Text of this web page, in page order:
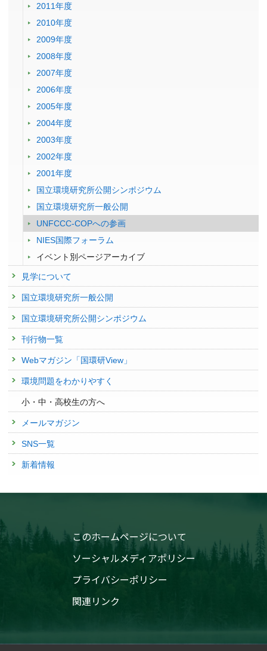
2011年度
2010年度
2009年度
2008年度
2007年度
2006年度
2005年度
2004年度
2003年度
2002年度
2001年度
国立環境研究所公開シンポジウム
国立環境研究所一般公開
UNFCCC-COPへの参画
NIES国際フォーラム
イベント別ページアーカイブ
見学について
国立環境研究所一般公開
国立環境研究所公開シンポジウム
刊行物一覧
Webマガジン「国環研View」
環境問題をわかりやすく
小・中・高校生の方へ
メールマガジン
SNS一覧
新着情報
このホームページについて
ソーシャルメディアポリシー
プライバシーポリシー
関連リンク